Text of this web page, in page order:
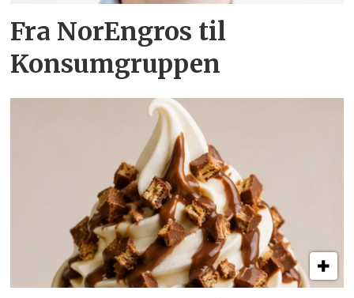
Fra NorEngros til
Konsumgruppen